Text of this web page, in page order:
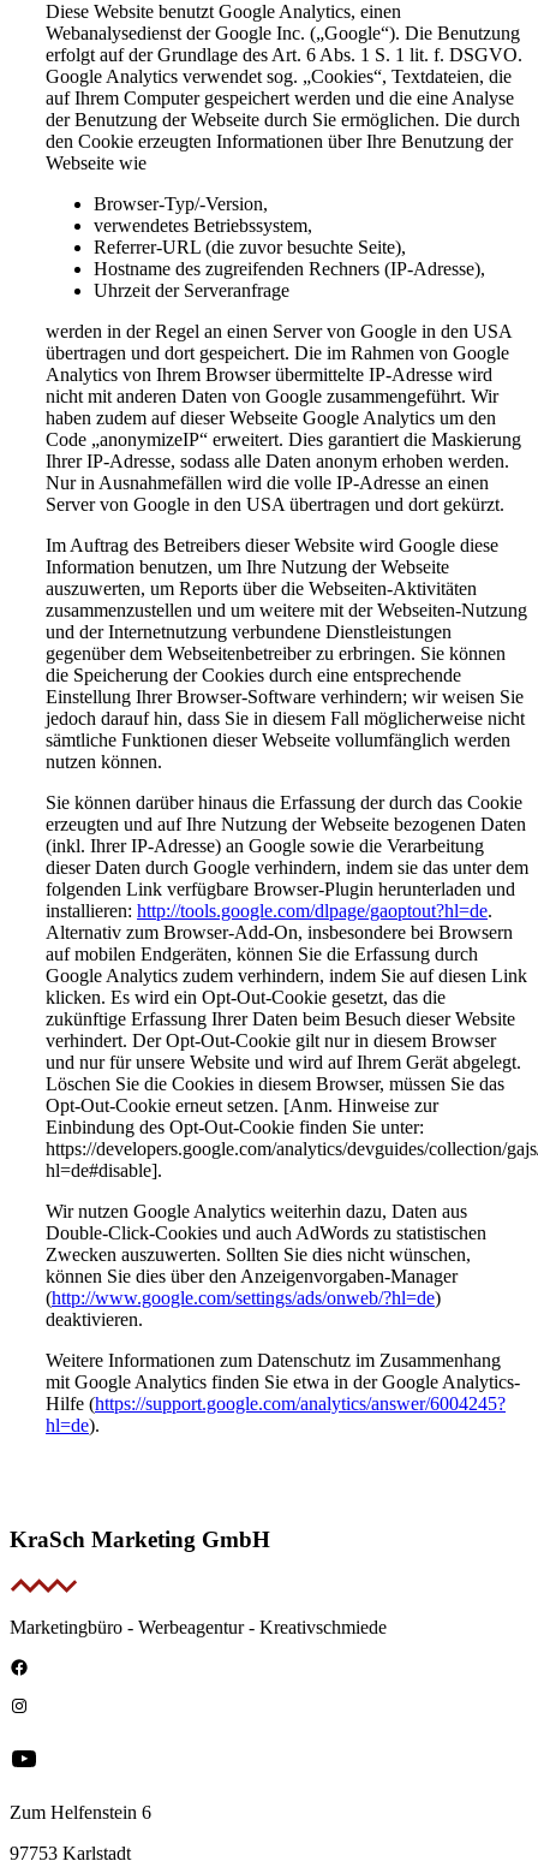
Diese Website benutzt Google Analytics, einen
Webanalysedienst der Google Inc. („Google“). Die Benutzung
erfolgt auf der Grundlage des Art. 6 Abs. 1 S. 1 lit. f. DSGVO.
Google Analytics verwendet sog. „Cookies“, Textdateien, die
auf Ihrem Computer gespeichert werden und die eine Analyse
der Benutzung der Webseite durch Sie ermöglichen. Die durch
den Cookie erzeugten Informationen über Ihre Benutzung der
Webseite wie
Browser-Typ/-Version,
verwendetes Betriebssystem,
Referrer-URL (die zuvor besuchte Seite),
Hostname des zugreifenden Rechners (IP-Adresse),
Uhrzeit der Serveranfrage
werden in der Regel an einen Server von Google in den USA
übertragen und dort gespeichert. Die im Rahmen von Google
Analytics von Ihrem Browser übermittelte IP-Adresse wird
nicht mit anderen Daten von Google zusammengeführt. Wir
haben zudem auf dieser Webseite Google Analytics um den
Code „anonymizeIP“ erweitert. Dies garantiert die Maskierung
Ihrer IP-Adresse, sodass alle Daten anonym erhoben werden.
Nur in Ausnahmefällen wird die volle IP-Adresse an einen
Server von Google in den USA übertragen und dort gekürzt.
Im Auftrag des Betreibers dieser Website wird Google diese
Information benutzen, um Ihre Nutzung der Webseite
auszuwerten, um Reports über die Webseiten-Aktivitäten
zusammenzustellen und um weitere mit der Webseiten-Nutzung
und der Internetnutzung verbundene Dienstleistungen
gegenüber dem Webseitenbetreiber zu erbringen. Sie können
die Speicherung der Cookies durch eine entsprechende
Einstellung Ihrer Browser-Software verhindern; wir weisen Sie
jedoch darauf hin, dass Sie in diesem Fall möglicherweise nicht
sämtliche Funktionen dieser Webseite vollumfänglich werden
nutzen können.
Sie können darüber hinaus die Erfassung der durch das Cookie
erzeugten und auf Ihre Nutzung der Webseite bezogenen Daten
(inkl. Ihrer IP-Adresse) an Google sowie die Verarbeitung
dieser Daten durch Google verhindern, indem sie das unter dem
folgenden Link verfügbare Browser-Plugin herunterladen und
installieren: http://tools.google.com/dlpage/gaoptout?hl=de.
Alternativ zum Browser-Add-On, insbesondere bei Browsern
auf mobilen Endgeräten, können Sie die Erfassung durch
Google Analytics zudem verhindern, indem Sie auf diesen Link
klicken. Es wird ein Opt-Out-Cookie gesetzt, das die
zukünftige Erfassung Ihrer Daten beim Besuch dieser Website
verhindert. Der Opt-Out-Cookie gilt nur in diesem Browser
und nur für unsere Website und wird auf Ihrem Gerät abgelegt.
Löschen Sie die Cookies in diesem Browser, müssen Sie das
Opt-Out-Cookie erneut setzen. [Anm. Hinweise zur
Einbindung des Opt-Out-Cookie finden Sie unter:
https://developers.google.com/analytics/devguides/collection/
hl=de#disable].
Wir nutzen Google Analytics weiterhin dazu, Daten aus
Double-Click-Cookies und auch AdWords zu statistischen
Zwecken auszuwerten. Sollten Sie dies nicht wünschen,
können Sie dies über den Anzeigenvorgaben-Manager
(http://www.google.com/settings/ads/onweb/?hl=de)
deaktivieren.
Weitere Informationen zum Datenschutz im Zusammenhang
mit Google Analytics finden Sie etwa in der Google Analytics-
Hilfe (https://support.google.com/analytics/answer/6004245?
hl=de).
KraSch Marketing GmbH
Marketingbüro - Werbeagentur - Kreativschmiede
Zum Helfenstein 6
97753 Karlstadt